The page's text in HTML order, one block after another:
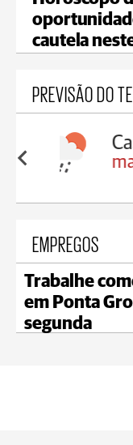
cautela
PREVISÃO DO
18°C
EMPREGOS
Trabalhe
em Ponta
segunda